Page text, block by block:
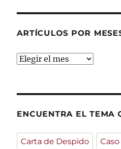
ARTÍCULOS POR
ARTÍCULOS
ENCUENTRA EL TEMA
Carta de Despido